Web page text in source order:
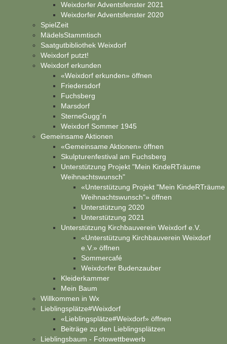
Weixdorfer Adventsfenster 2021
Weixdorfer Adventsfenster 2020
SpielZeit
MädelsStammtisch
Saatgutbibliothek Weixdorf
Weixdorf putzt!
Weixdorf erkunden
«Weixdorf erkunden» öffnen
Friedersdorf
Fuchsberg
Marsdorf
SterneGugg´n
Weixdorf Sommer 1945
Gemeinsame Aktionen
«Gemeinsame Aktionen» öffnen
Skulpturenfestival am Fuchsberg
Unterstützung Projekt "Mein KindeRTräume
Weihnachtswunsch"
«Unterstützung Projekt "Mein KindeRTräume
Weihnachtswunsch"» öffnen
Unterstützung 2020
Unterstützung 2021
Unterstützung Kirchbauverein Weixdorf e.V.
«Unterstützung Kirchbauverein Weixdorf
e.V.» öffnen
Sommercafé
Weixdorfer Budenzauber
Kleiderkammer
Mein Baum
Willkommen in Wx
Lieblingsplätze#Weixdorf
«Lieblingsplätze#Weixdorf» öffnen
Beiträge zu den Lieblingsplätzen
Lieblingsbaum - Fotowettbewerb